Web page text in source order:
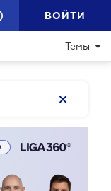
ВОЙТИ
Темы